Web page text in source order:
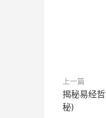
上一篇
揭秘易经
秘)